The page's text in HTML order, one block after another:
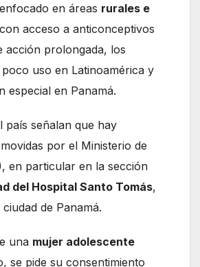
en áreas rurales e
acceso a anticonceptivos
acción prolongada, los
uso en Latinoamérica y
especial en Panamá.
país señalan que hay
por el Ministerio de
en particular en la sección
del Hospital Santo Tomás,
de Panamá.
una mujer adolescente
se pide su consentimiento